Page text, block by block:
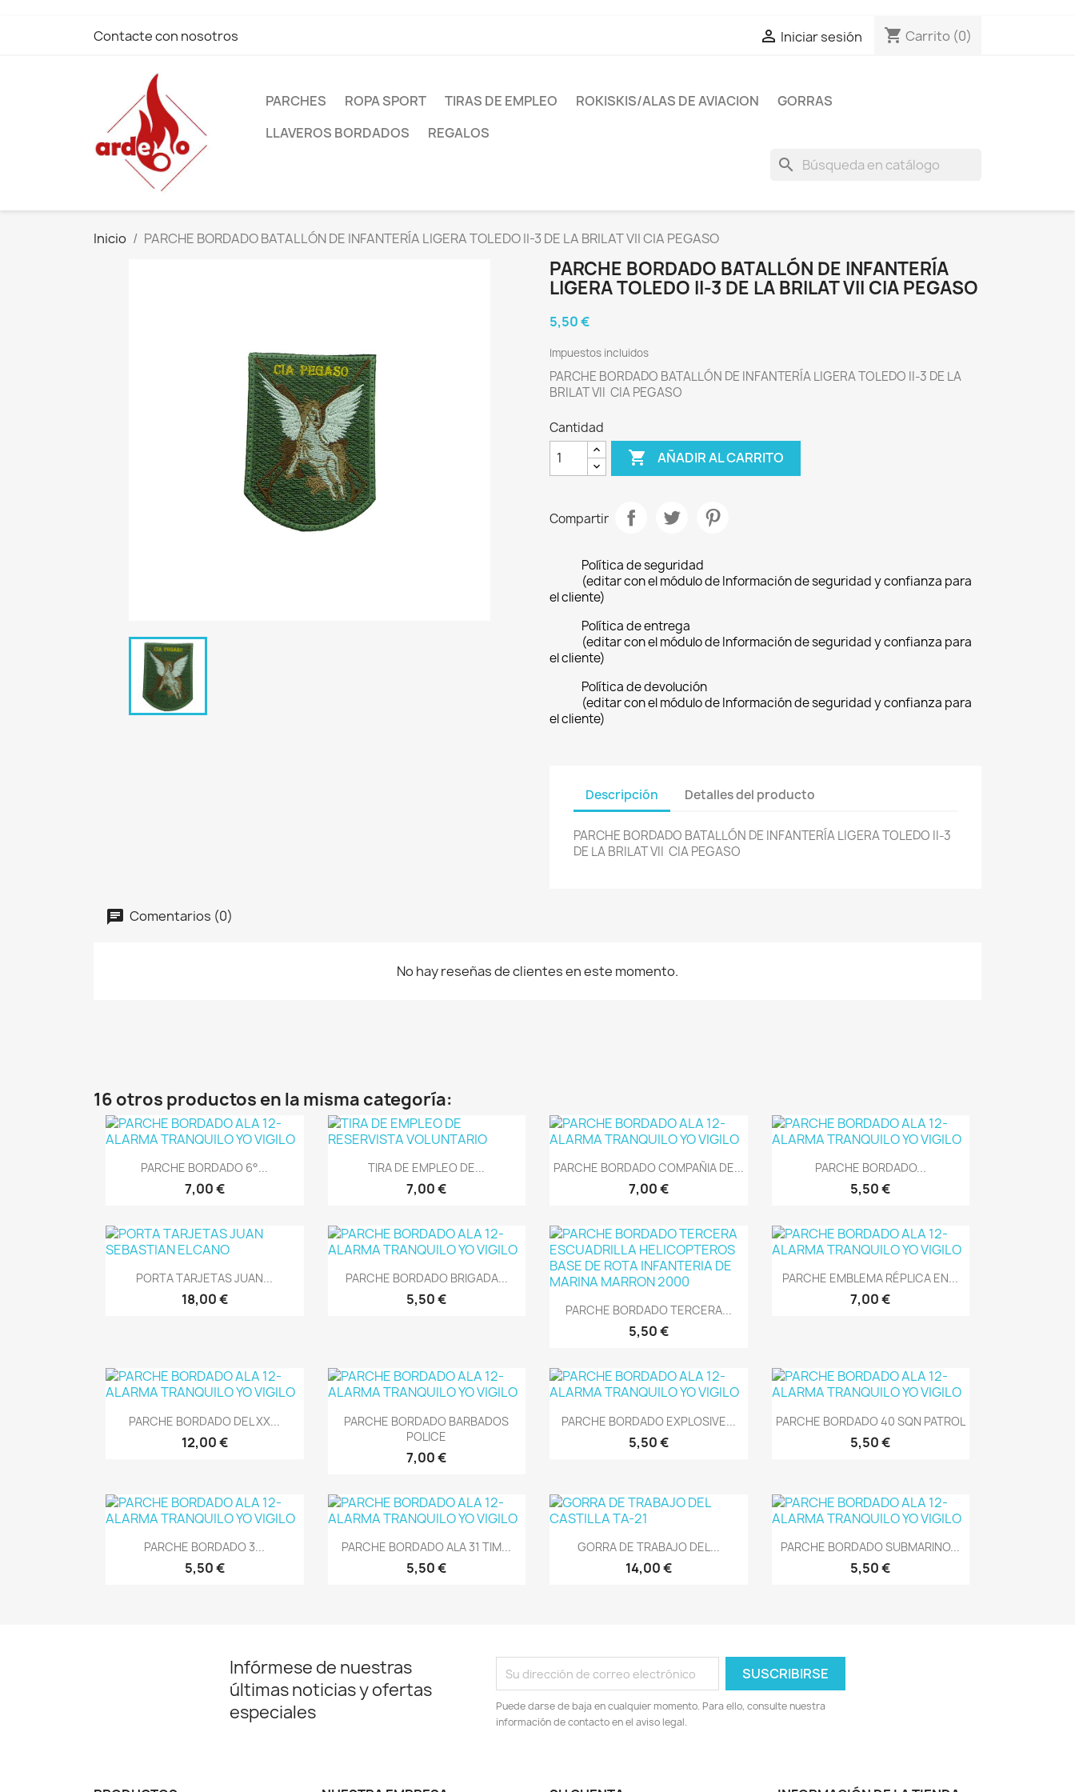
Contacte con nosotros  Iniciar sesión shopping_cart Carrito (0)
PARCHES ROPA SPORT TIRAS DE EMPLEO ROKISKIS/ALAS DE AVIACION
GORRAS
LLAVEROS BORDADOS
REGALOS
search
Inicio PARCHE BORDADO BATALLÓN DE INFANTERÍA LIGERA TOLEDO II-3 DE LA BRILAT VII CIA PEGASO
PARCHE BORDADO BATALLÓN DE INFANTERÍA
LIGERA TOLEDO II-3 DE LA BRILAT VII CIA PEGASO
5,50 €
Impuestos incluidos
PARCHE BORDADO BATALLÓN DE INFANTERÍA LIGERA TOLEDO II-3 DE LA
BRILAT VII CIA PEGASO
Cantidad
 AÑADIR AL CARRITO
Compartir
Política de seguridad
(editar con el módulo de Información de seguridad y confianza para
el cliente)
Política de entrega
(editar con el módulo de Información de seguridad y confianza para
el cliente)
Política de devolución
(editar con el módulo de Información de seguridad y confianza para
el cliente)
Descripción Detalles del producto
PARCHE BORDADO BATALLÓN DE INFANTERÍA LIGERA TOLEDO II-3
DE LA BRILAT VII CIA PEGASO
Comentarios (0)
No hay reseñas de clientes en este momento.
16 otros productos en la misma categoría:
Vista rápida
PARCHE BORDADO 6°...
7,00 €
Vista rápida
TIRA DE EMPLEO DE...
7,00 €
Vista rápida
PARCHE BORDADO COMPAÑIA DE...
7,00 €
Vista rápida
PARCHE BORDADO...
5,50 €
Vista rápida
PORTA TARJETAS JUAN...
18,00 €
Vista rápida
PARCHE BORDADO BRIGADA...
5,50 € Vista rápida
PARCHE BORDADO TERCERA...
5,50 €
Vista rápida
PARCHE EMBLEMA RÉPLICA EN...
7,00 €
 Vista rápida
PARCHE BORDADO DEL XX...
12,00 €
Vista rápida
PARCHE BORDADO BARBADOS
POLICE
7,00 €
Vista rápida
PARCHE BORDADO EXPLOSIVE...
5,50 €
Vista rápida
PARCHE BORDADO 40 SQN PATROL
5,50 €
Vista rápida
PARCHE BORDADO 3...
5,50 €
Vista rápida
PARCHE BORDADO ALA 31 TIM...
5,50 €
Vista rápida
GORRA DE TRABAJO DEL...
14,00 €
Vista rápida
PARCHE BORDADO SUBMARINO...
5,50 €
Infórmese de nuestras
últimas noticias y ofertas
especiales
Puede darse de baja en cualquier momento. Para ello, consulte nuestra
información de contacto en el aviso legal.